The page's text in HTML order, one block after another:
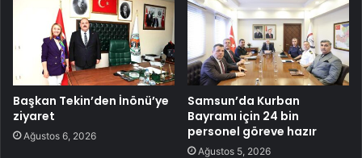
Başkan Tekin’den İnönü’ye
ziyaret
Ağustos 6, 2026
Samsun’da Kurban
Bayramı için 24 bin
personel göreve hazır
Ağustos 5, 2026